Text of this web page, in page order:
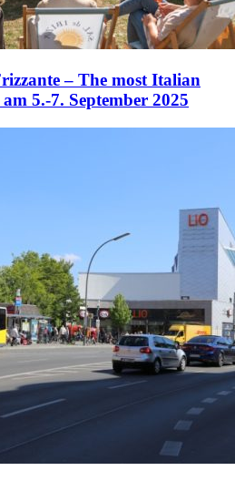
– The most Italian
5.-7. September 2025